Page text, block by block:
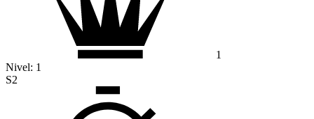
1
Nivel: 1
S2